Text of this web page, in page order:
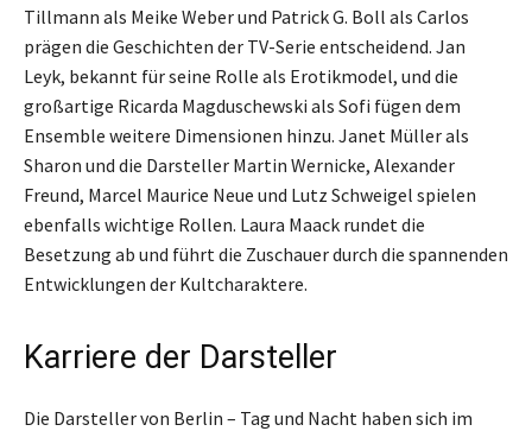
Tillmann als Meike Weber und Patrick G. Boll als Carlos
prägen die Geschichten der TV-Serie entscheidend. Jan
Leyk, bekannt für seine Rolle als Erotikmodel, und die
großartige Ricarda Magduschewski als Sofi fügen dem
Ensemble weitere Dimensionen hinzu. Janet Müller als
Sharon und die Darsteller Martin Wernicke, Alexander
Freund, Marcel Maurice Neue und Lutz Schweigel spielen
ebenfalls wichtige Rollen. Laura Maack rundet die
Besetzung ab und führt die Zuschauer durch die spannenden
Entwicklungen der Kultcharaktere.
Karriere der Darsteller
Die Darsteller von Berlin – Tag und Nacht haben sich im